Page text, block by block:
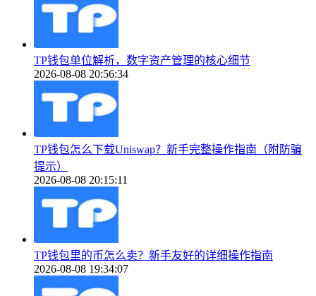
TP钱包单位解析，数字资产管理的核心细节
2026-08-08 20:56:34
TP钱包怎么下载Uniswap？新手完整操作指南（附防骗
提示）
2026-08-08 20:15:11
TP钱包里的币怎么卖？新手友好的详细操作指南
2026-08-08 19:34:07